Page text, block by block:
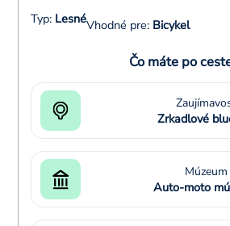
Typ: LesnéVhodné pre: Bicykel
Čo máte po
Zrkadlové
Múzeum
Auto-moto